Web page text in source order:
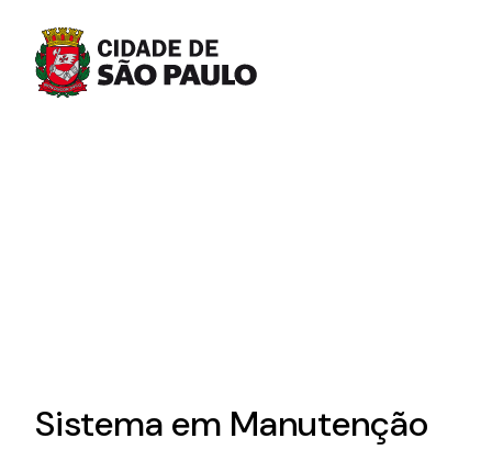
Sistema em Manutenção